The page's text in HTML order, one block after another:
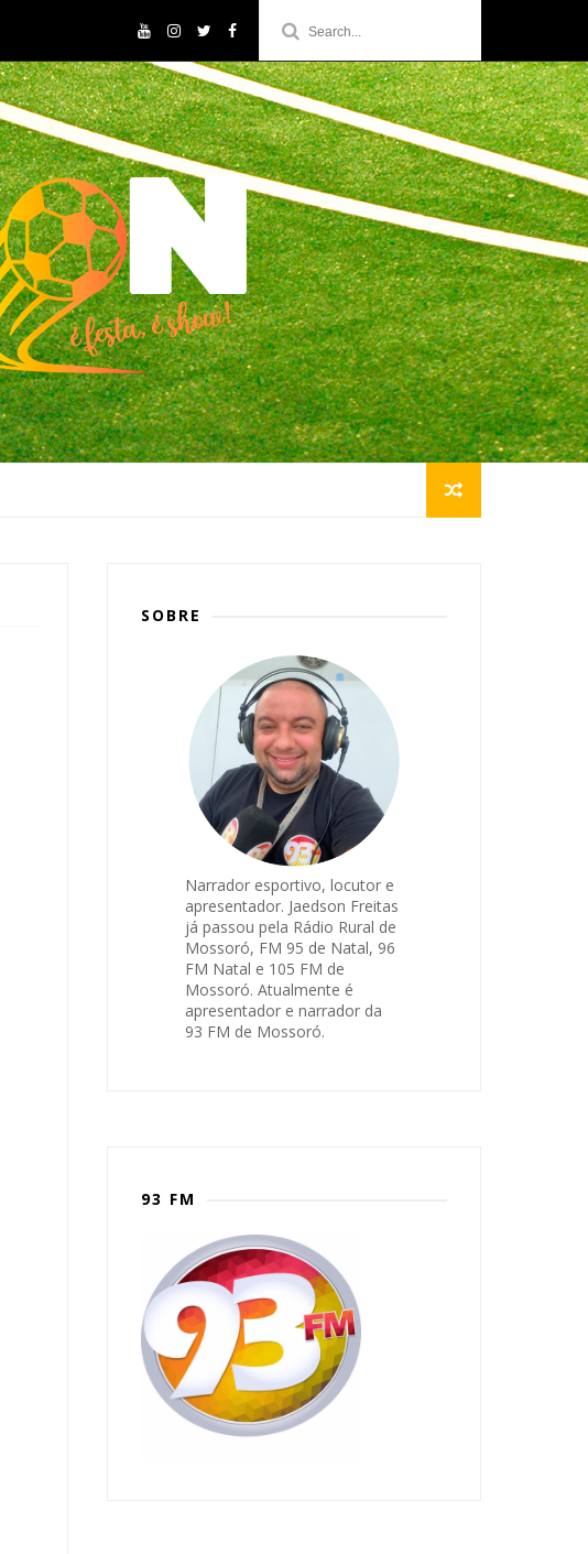
SOBRE
Narrador esportivo, locutor e
apresentador. Jaedson Freitas
já passou pela Rádio Rural de
Mossoró, FM 95 de Natal, 96
FM Natal e 105 FM de
Mossoró. Atualmente é
apresentador e narrador da
93 FM de Mossoró.
93 FM